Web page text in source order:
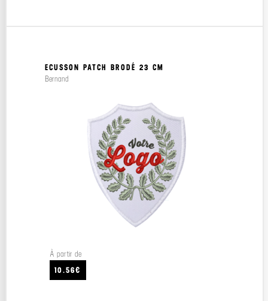
ECUSSON PATCH BRODÉ 23 CM
Bernand
À partir de
10.56€